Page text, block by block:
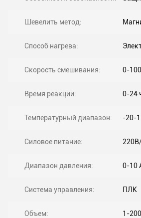
Шевелить метод:
Способ нагрева:
Скорость смешивания: 0-
Время реакции: 0-24
Температурный диапазон: -20-
Силовое питание:
Диапазон давления: 0-10
Система управления: ПЛК
Объем: 1-